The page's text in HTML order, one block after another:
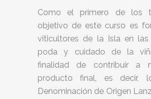
Como el primero de los
objetivo de este curso es
viticultores de la Isla en
poda y cuidado de la
finalidad de contribuir a
producto final, es decir,
Denominación de Origen